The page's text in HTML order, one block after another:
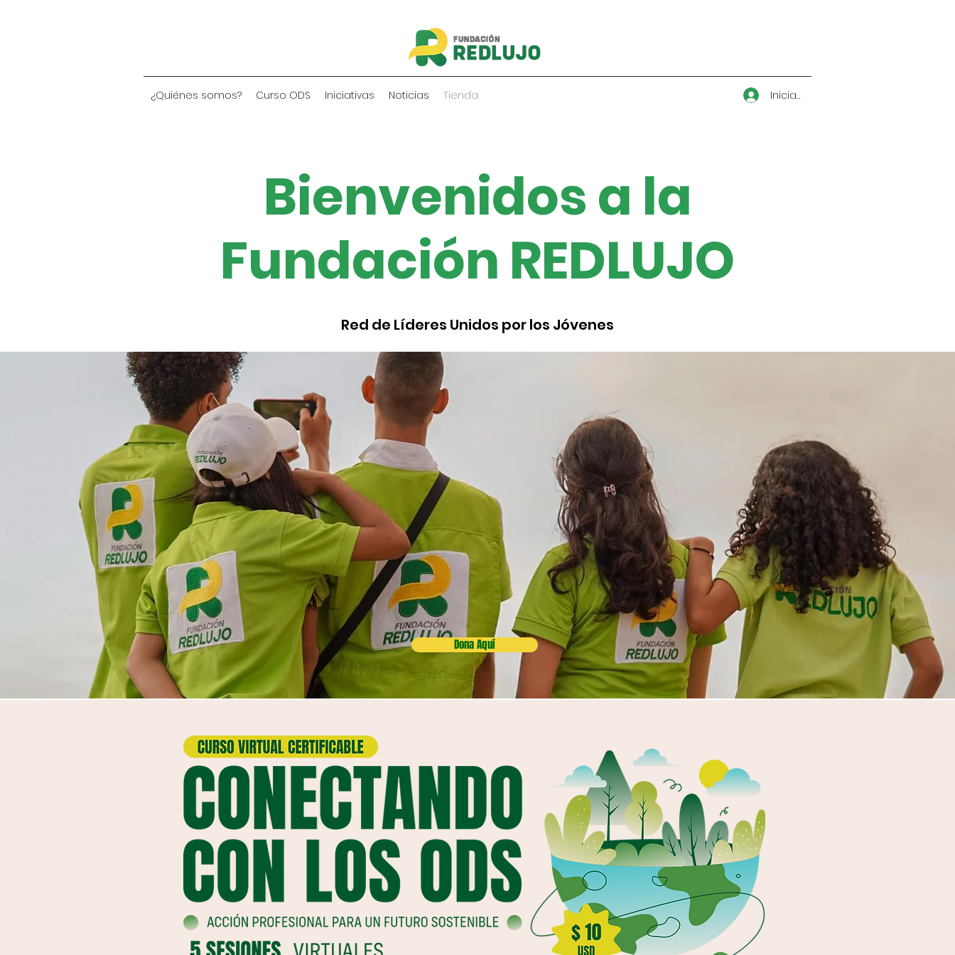
¿Quiénes somos? Curso ODS Iniciativas Noticias Tienda Iniciar sesión
Bienvenidos a la
Fundación REDLUJO
Red de Líderes Unidos por los Jóvenes
Dona Aquí